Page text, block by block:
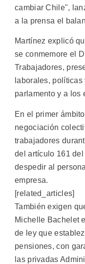
cambiar Chile",
a la prensa el
Martínez explicó
se conmemore el
Trabajadores,
laborales, políticas
parlamento y a los
En el primer
negociación
trabajadores
del artículo 161
despedir al
empresa.
[related_articles]
También exigen
Michelle Bachelet
de ley que
pensiones, con
las privadas